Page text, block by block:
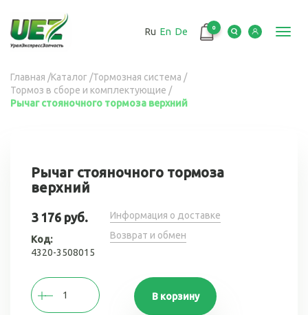
основному
содержанию
Ru En De 0
Вы
здесь
Главная /Каталог /Тормозная система /
Тормоз в сборе и комплектующие /
Рычаг стояночного тормоза верхний
Рычаг стояночного тормоза
верхний
3 176 руб.
Код:
4320-3508015
Информация о доставке
Возврат и обмен
В корзину